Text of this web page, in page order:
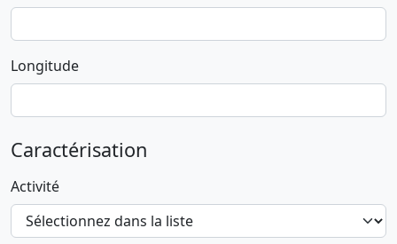
Longitude
Caractérisation
Activité